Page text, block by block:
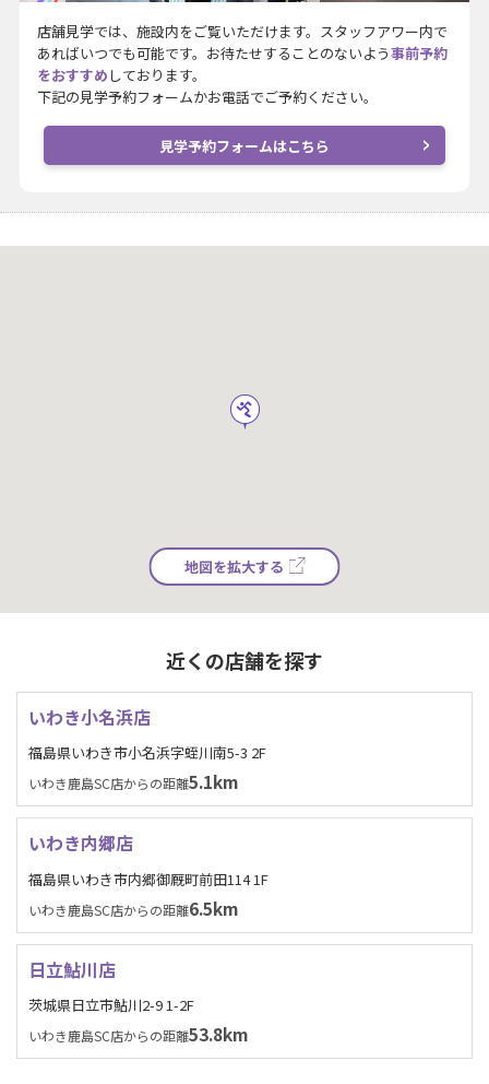
店舗見学では、施設内をご覧いただけます。スタッフアワー内で
あればいつでも可能です。お待たせすることのないよう事前予約
をおすすめ しております。
下記の見学予約フォームかお電話でご予約ください。
見学予約フォームはこちら
地図を拡大する
近くの店舗を探す
いわき小名浜店
福島県いわき市小名浜字蛭川南5-3 2F
いわき鹿島SC店からの距離5.1km
いわき内郷店
福島県いわき市内郷御厩町前田114 1F
いわき鹿島SC店からの距離6.5km
日立鮎川店
茨城県日立市鮎川2-9 1-2F
いわき鹿島SC店からの距離53.8km